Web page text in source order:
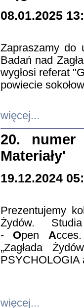
08.01.2025
Zapraszamy do
Badań nad
wygłosi referat
powiecie
więcej...
20. numer
Materiały'
19.12.2024
Prezentujemy
Żydów.
- Open A
„Zagłada
PSYCHOLOGIA
więcej...